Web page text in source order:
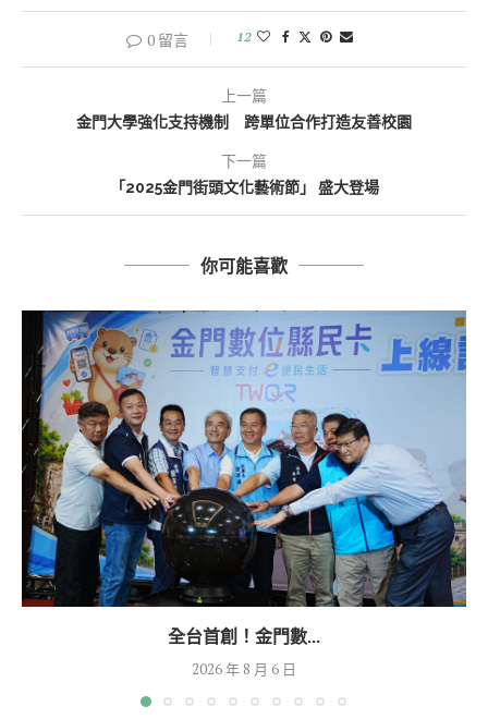
0 留言 12
上一篇
金門大學強化支持機制 跨單位合作打造友善校園
下一篇
「2025金門街頭文化藝術節」 盛大登場
你可能喜歡
全台首創！金門數...
2026 年 8 月 6 日